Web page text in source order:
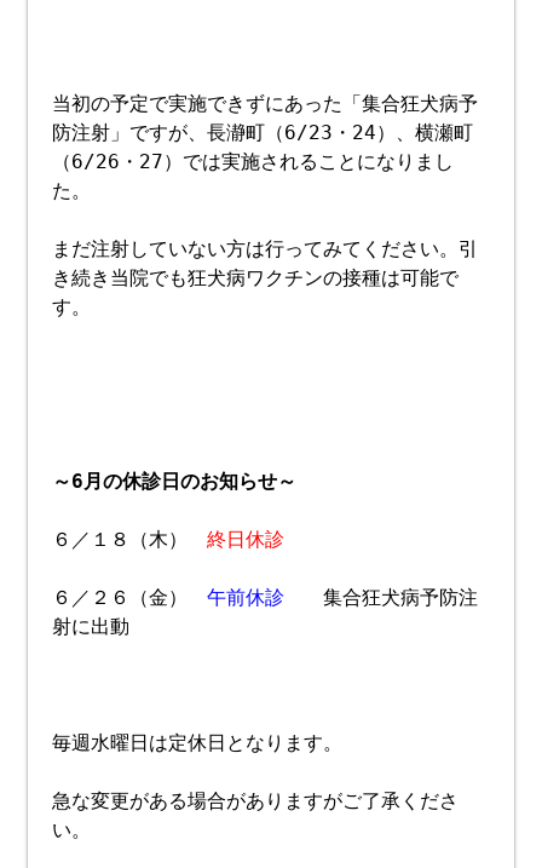
当初の予定で実施できずにあった「集合狂犬病予
防注射」ですが、長瀞町（6/23・24）、横瀬町
（6/26・27）では実施されることになりまし
た。
まだ注射していない方は行ってみてください。引
き続き当院でも狂犬病ワクチンの接種は可能で
す。
～6月の休診日のお知らせ～
６／１８（木）終日休診
６／２６（金）午前休診 集合狂犬病予防注
射に出動
毎週水曜日は定休日となります。
急な変更がある場合がありますがご了承くださ
い。